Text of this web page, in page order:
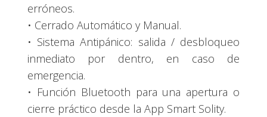
erróneos.
• Cerrado Automático y Manual.
• Sistema Antipánico: salida / desbloqueo
inmediato por dentro, en caso de
emergencia.
• Función Bluetooth para una apertura o
cierre práctico desde la App Smart Solity.